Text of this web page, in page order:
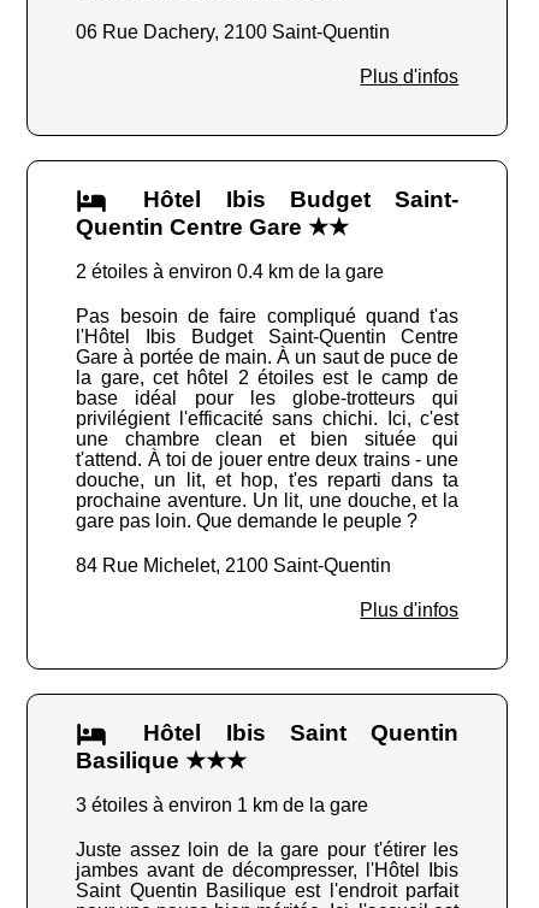
06 Rue Dachery, 2100 Saint-Quentin
Plus d'infos
Hôtel Ibis Budget Saint-
Quentin Centre Gare ★★
2 étoiles à environ 0.4 km de la gare
Pas besoin de faire compliqué quand t'as
l'Hôtel Ibis Budget Saint-Quentin Centre
Gare à portée de main. À un saut de puce de
la gare, cet hôtel 2 étoiles est le camp de
base idéal pour les globe-trotteurs qui
privilégient l'efficacité sans chichi. Ici, c'est
une chambre clean et bien située qui
t'attend. À toi de jouer entre deux trains - une
douche, un lit, et hop, t'es reparti dans ta
prochaine aventure. Un lit, une douche, et la
gare pas loin. Que demande le peuple ?
84 Rue Michelet, 2100 Saint-Quentin
Plus d'infos
Hôtel Ibis Saint Quentin
Basilique ★★★
3 étoiles à environ 1 km de la gare
Juste assez loin de la gare pour t'étirer les
jambes avant de décompresser, l'Hôtel Ibis
Saint Quentin Basilique est l'endroit parfait